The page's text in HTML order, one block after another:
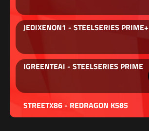
JEDIXENON1 - STEELSERIES PRIME+
IGREENTEAI - STEELSERIES PRIME
STREETX86 - REDRAGON K585